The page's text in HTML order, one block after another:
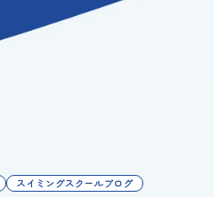
スイミングスクールブログ